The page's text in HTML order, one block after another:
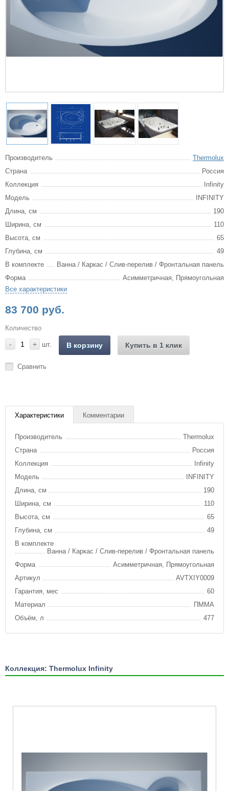
Производитель
Thermolux
Страна
Россия
Коллекция
Infinity
Модель
INFINITY
Длина, см
190
Ширина, см
110
Высота, см
65
Глубина, см
49
В комплекте
Ванна / Каркас / Слив-перелив / Фронтальная панель
Форма
Асимметричная, Прямоугольная
Все характеристики
83 700 руб.
Количество
- + шт. В корзину Купить в 1 клик
Сравнить
Характеристики Комментарии
Производитель
Thermolux
Страна
Россия
Коллекция
Infinity
Модель
INFINITY
Длина, см
190
Ширина, см
110
Высота, см
65
Глубина, см
49
В комплекте
Ванна / Каркас / Слив-перелив / Фронтальная панель
Форма
Асимметричная, Прямоугольная
Артикул
AVTXIY0009
Гарантия, мес
60
Материал
ПММА
Объём, л
477
Коллекция: Thermolux Infinity